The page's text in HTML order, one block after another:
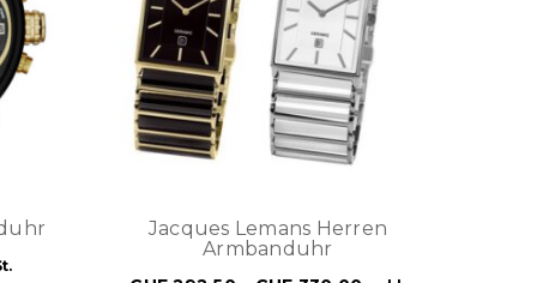
Jacques Lemans Herren
Armbanduhr